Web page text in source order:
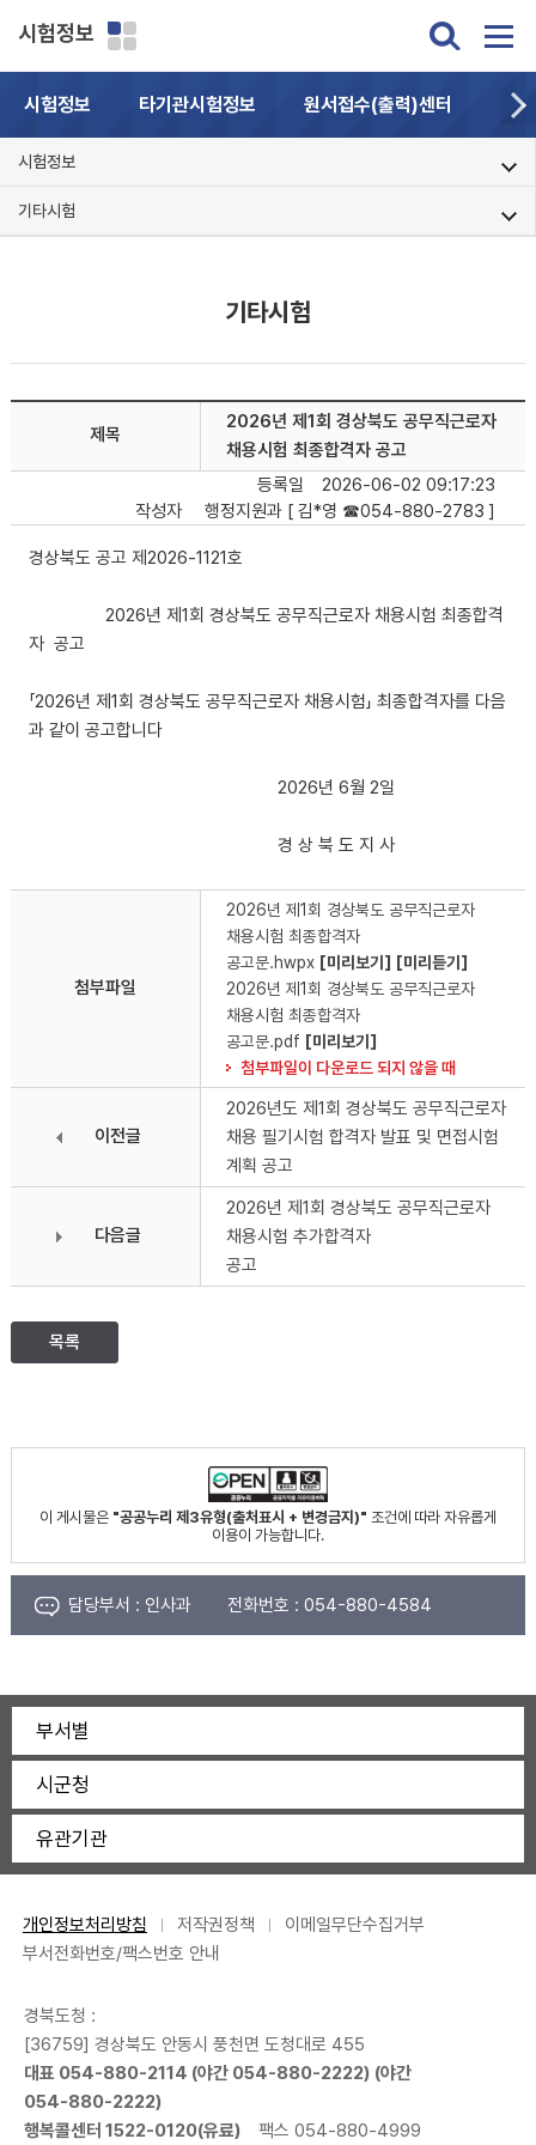
시험정보
시험정보 타기관시험정보 원서접수(출력)센터 자
시험정보
기타시험
기타시험
제목
2026년 제1회 경상북도 공무직근로자
채용시험 최종합격자 공고
등록일
2026-06-02 09:17:23
작성자
행정지원과 [ 김*영 ☎054-880-2783 ]
경상북도 공고 제2026-1121호
2026년 제1회 경상북도 공무직근로자 채용시험 최종합격
자 공고
「2026년 제1회 경상북도 공무직근로자 채용시험」 최종합격자를 다음
과 같이 공고합니다
2026년 6월 2일
경 상 북 도 지 사
첨부파일
2026년 제1회 경상북도 공무직근로자
채용시험 최종합격자
공고문.hwpx [미리보기]
[미리듣기]
2026년 제1회 경상북도 공무직근로자
채용시험 최종합격자
공고문.pdf [미리보기]
첨부파일이 다운로드 되지 않을 때
이전글
2026년도 제1회 경상북도 공무직근로자
채용 필기시험 합격자 발표 및 면접시험
계획 공고
다음글
2026년 제1회 경상북도 공무직근로자
채용시험 추가합격자
공고
목록
이 게시물은 "공공누리 제3유형(출처표시 + 변경금지)" 조건에 따라 자유롭게
이용이 가능합니다.
담당부서 : 인사과 전화번호 : 054-880-4584
부서별
시군청
유관기관
개인정보처리방침 저작권정책
이메일무단수집거부
부서전화번호/팩스번호 안내
경북도청 :
[36759] 경상북도 안동시 풍천면 도청대로 455
대표 054-880-2114 (야간 054-880-2222) (야간
054-880-2222)
행복콜센터 1522-0120(유료) 팩스 054-880-4999